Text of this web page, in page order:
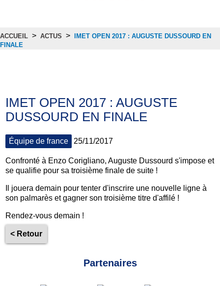
ACCUEIL > ACTUS > IMET OPEN 2017 : AUGUSTE DUSSOURD EN
FINALE
IMET OPEN 2017 : AUGUSTE
DUSSOURD EN FINALE
Équipe de france 25/11/2017
Confronté à Enzo Corigliano, Auguste Dussourd s'impose et
se qualifie pour sa troisième finale de suite !
Il jouera demain pour tenter d'inscrire une nouvelle ligne à
son palmarès et gagner son troisième titre d'affilé !
Rendez-vous demain !
< Retour
Partenaires